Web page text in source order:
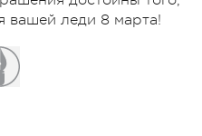
вашей леди 8 марта!